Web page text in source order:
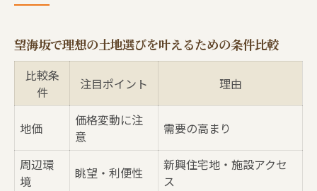
望海坂で理想の土地選びを叶えるための条件比較
比較条
件
注目ポイント 理由
地価
価格変動に注
意
需要の高まり
周辺環
境
眺望・利便性
新興住宅地・施設アクセ
ス